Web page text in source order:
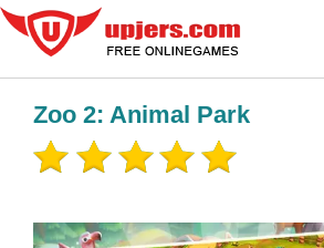
Zoo 2: Animal Park